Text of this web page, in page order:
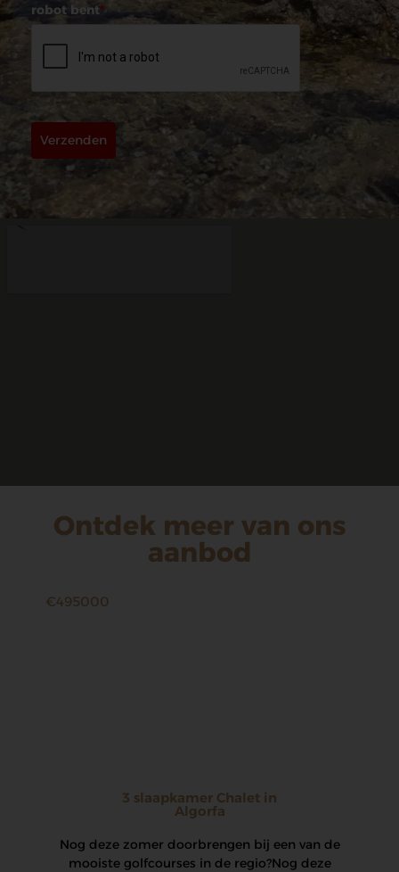
robot bent*
Verzenden
Ontdek meer van ons
aanbod
€495000
3 slaapkamer Chalet in
Algorfa
Nog deze zomer doorbrengen bij een van de
mooiste golfcourses in de regio? Nog deze